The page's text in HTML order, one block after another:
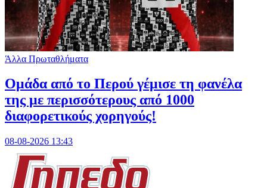
Άλλα Πρωταθλήματα
Ομάδα από το Περού γέμισε τη φανέλα
της με περισσότερους από 1000
διαφορετικούς χορηγούς!
08-08-2026 13:43